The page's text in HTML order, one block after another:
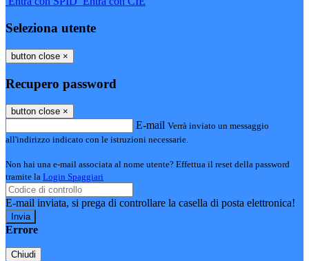
Seleziona utente
button close ×
Recupero password
button close ×
E-mail Verrà inviato un messaggio
all'indirizzo indicato con le istruzioni necessarie.
Non hai una e-mail associata al nome utente? Effettua il reset della password
tramite la Login Spaggiari
E-mail inviata, si prega di controllare la casella di posta elettronica!
Errore
Chiudi